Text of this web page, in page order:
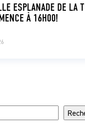
ESPLANADE DE LA
À 16H00!